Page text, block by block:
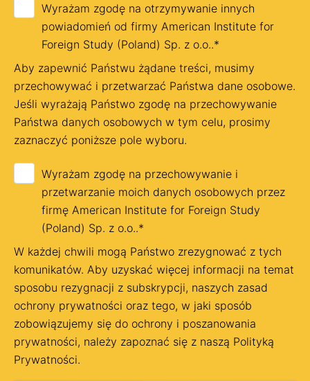
Wyrażam zgodę na otrzymywanie innych
powiadomień od firmy American Institute for
Foreign Study (Poland) Sp. z o.o..*
Aby zapewnić Państwu żądane treści, musimy
przechowywać i przetwarzać Państwa dane osobowe.
Jeśli wyrażają Państwo zgodę na przechowywanie
Państwa danych osobowych w tym celu, prosimy
zaznaczyć poniższe pole wyboru.
Wyrażam zgodę na przechowywanie i
przetwarzanie moich danych osobowych przez
firmę American Institute for Foreign Study
(Poland) Sp. z o.o..*
W każdej chwili mogą Państwo zrezygnować z tych
komunikatów. Aby uzyskać więcej informacji na temat
sposobu rezygnacji z subskrypcji, naszych zasad
ochrony prywatności oraz tego, w jaki sposób
zobowiązujemy się do ochrony i poszanowania
prywatności, należy zapoznać się z naszą Polityką
Prywatności.